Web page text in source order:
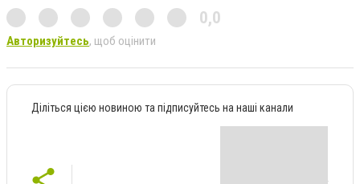
0,0
Авторизуйтесь, щоб оцінити
Діліться цією новиною та підписуйтесь на наші канали